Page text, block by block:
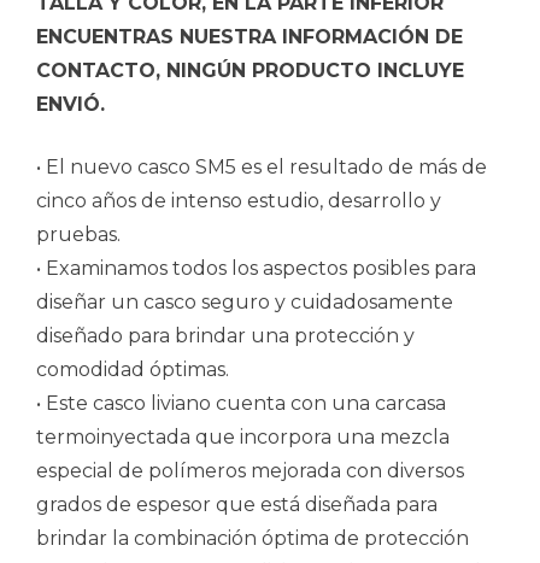
ENCUENTRAS NUESTRA INFORMACIÓN DE
CONTACTO, NINGÚN PRODUCTO INCLUYE
ENVIÓ.
• El nuevo casco SM5 es el resultado de más de
cinco años de intenso estudio, desarrollo y
pruebas.
• Examinamos todos los aspectos posibles para
diseñar un casco seguro y cuidadosamente
diseñado para brindar una protección y
comodidad óptimas.
• Este casco liviano cuenta con una carcasa
termoinyectada que incorpora una mezcla
especial de polímeros mejorada con diversos
grados de espesor que está diseñada para
brindar la combinación óptima de protección